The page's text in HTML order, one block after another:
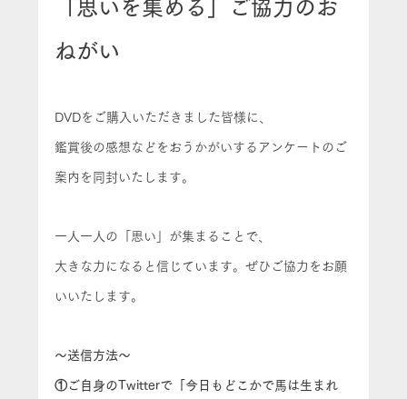
「思いを集める」ご協力のお
ねがい
DVDをご購入いただきました皆様に、
鑑賞後の感想などをおうかがいするアンケートのご
案内を同封いたします。
一人一人の「思い」が集まることで、
大きな力になると信じています。ぜひご協力をお願
いいたします。
～送信方法～
①ご自身のTwitterで「今日もどこかで馬は生まれ